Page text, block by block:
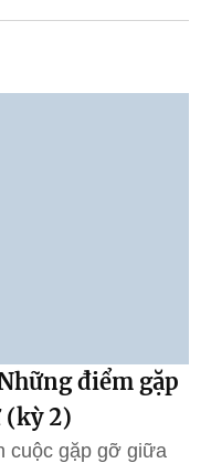
điểm gặp
(kỳ 2)
cuộc gặp gỡ giữa